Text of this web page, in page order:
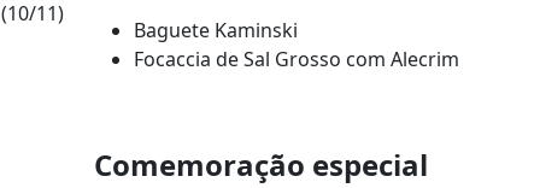
(10/11)
Baguete Kaminski
Focaccia de Sal Grosso com Alecrim
Comemoração especial